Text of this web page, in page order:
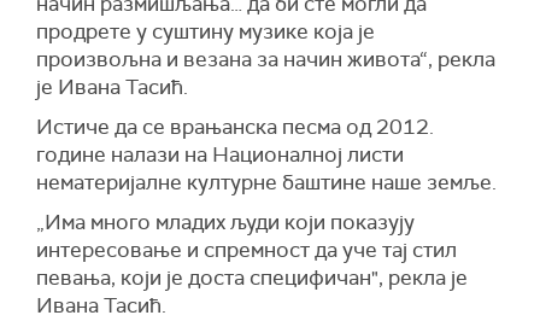
продрете у суштину музике која је
произвољна и везана за начин живота“, рекла
је Ивана Тасић.
Истиче да се врањанска песма од 2012.
године налази на Националној листи
нематеријалне културне баштине наше земље.
„Има много младих људи који показују
интересовање и спремност да уче тај стил
певања, који је доста специфичан", рекла је
Ивана Тасић.